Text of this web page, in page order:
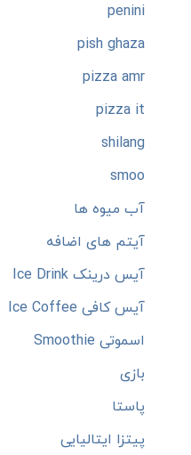
penini
pish ghaza
pizza amr
pizza it
shilang
smoo
آب میوه ها
آیتم های اضافه
آیس درینک Ice Drink
آیس کافی Ice Coffee
اسموتی Smoothie
بازی
پاستا
پیتزا ایتالیایی